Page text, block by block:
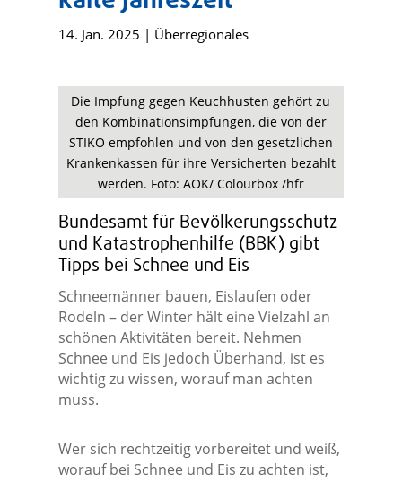
14. Jan. 2025 | Überregionales
Die Impfung gegen Keuchhusten gehört zu
den Kombinationsimpfungen, die von der
STIKO empfohlen und von den gesetzlichen
Krankenkassen für ihre Versicherten bezahlt
werden. Foto: AOK/ Colourbox /hfr
Bundesamt für Bevölkerungsschutz
und Katastrophenhilfe (BBK) gibt
Tipps bei Schnee und Eis
Schneemänner bauen, Eislaufen oder
Rodeln – der Winter hält eine Vielzahl an
schönen Aktivitäten bereit. Nehmen
Schnee und Eis jedoch Überhand, ist es
wichtig zu wissen, worauf man achten
muss.
Wer sich rechtzeitig vorbereitet und weiß,
worauf bei Schnee und Eis zu achten ist,